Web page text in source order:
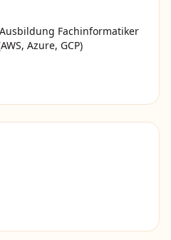
Fachinformatiker
Azure, GCP)